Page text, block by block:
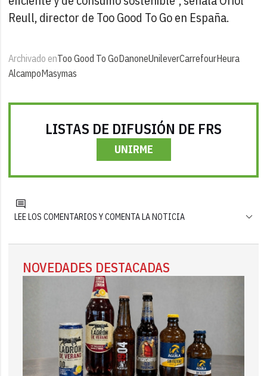
Reull, director de Too Good To Go en España.
Archivado enToo Good To GoDanoneUnileverCarrefourHeura
AlcampoMasymas
LISTAS DE DIFUSIÓN DE FRS
UNIRME
LEE LOS COMENTARIOS Y COMENTA LA NOTICIA
NOVEDADES DESTACADAS